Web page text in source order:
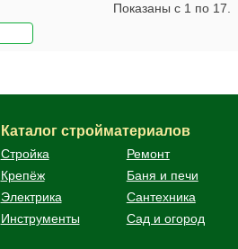
Показаны с 1 по 17
Каталог стройматериалов
Стройка
Ремонт
Крепёж
Баня и печи
Электрика
Сантехника
Инструменты
Сад и огород